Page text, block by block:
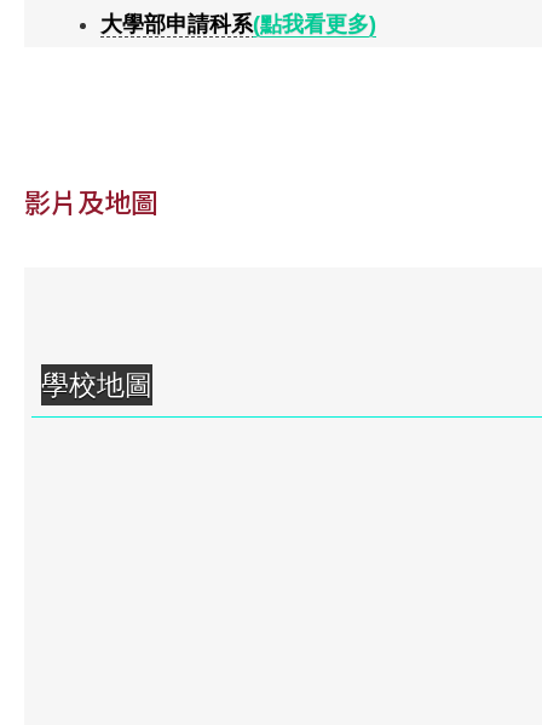
大學部申請科系(點我看更多)
影片及地圖
學校地圖